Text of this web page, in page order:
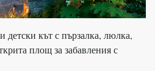
кът с пързалка, люлка,
площ за забавления с